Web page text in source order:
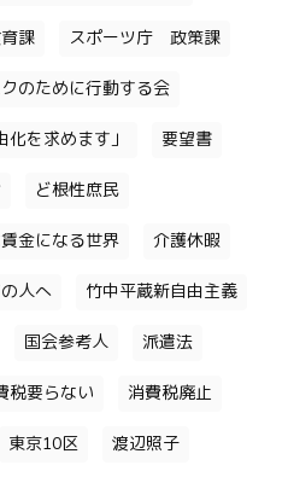
課 スポーツ庁 政策課
のために行動する会
を求めます」 要望書
ど根性庶民
金になる世界 介護休暇
人へ 竹中平蔵新自由主義
国会参考人 派遣法
税要らない 消費税廃止
東京10区 渡辺照子